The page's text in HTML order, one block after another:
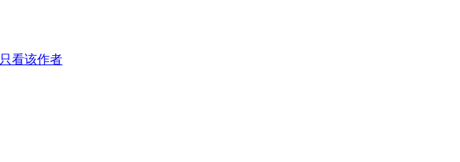
只看该作者